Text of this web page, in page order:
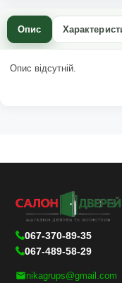
Опис
Опис відсутній.
067-370-89-35
067-489-58-29
nikagrups@gmail.com